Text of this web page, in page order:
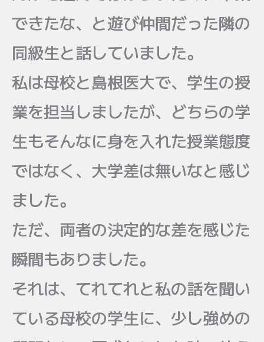
できたな、と遊び仲間だった隣の
同級生と話していました。
私は母校と島根医大で、学生の授
業を担当しましたが、どちらの学
生もそんなに身を入れた授業態度
ではなく、大学差は無いなと感じ
ました。
ただ、両者の決定的な差を感じた
瞬間もありました。
それは、てれてれと私の話を聞い
ている母校の学生に、少し強めの